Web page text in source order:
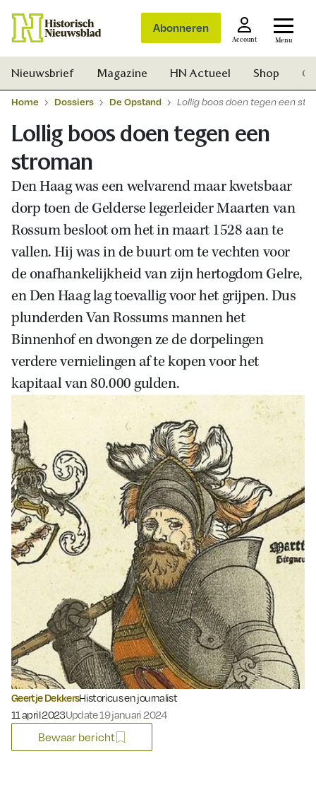
Abonneren
Account Menu
Zoek
Nieuwsbrief Magazine HN Actueel Shop
Home Dossiers De Opstand Lollig boos doen tegen een
Lollig boos doen tegen een
stroman
Den Haag was een welvarend maar kwetsbaar
dorp toen de Gelderse legerleider Maarten van
Rossum besloot om het in maart 1528 aan te
vallen. Hij was in de buurt om te vechten voor
de onafhankelijkheid van zijn hertogdom Gelre,
en Den Haag lag toevallig voor het grijpen. Dus
plunderden Van Rossums mannen het
Binnenhof en dwongen ze de dorpelingen
verdere vernielingen af te kopen voor het
kapitaal van 80.000 gulden.
Geertje DekkersHistoricus en journalist
Gepubliceerd op:
11 april 2023Update 19 januari 2024
Bewaar bericht